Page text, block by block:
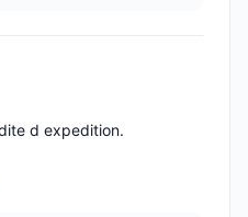
d expedition.